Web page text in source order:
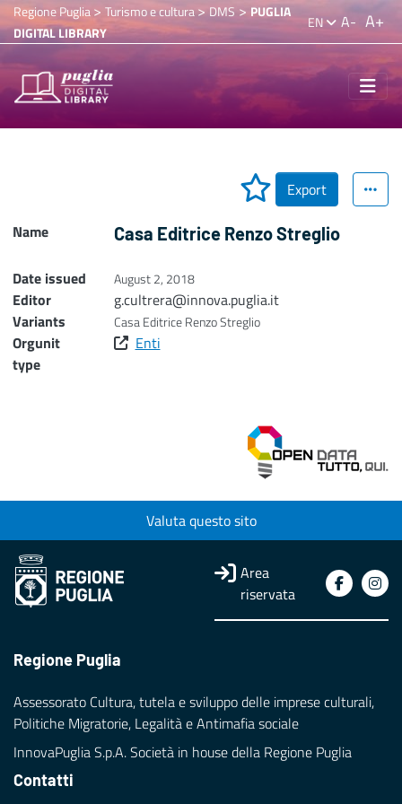
Regione Puglia> Turismo e cultura>DMS > PUGLIA
DIGITAL LIBRARY
EN A- A+
Export
Name
Casa Editrice Renzo Streglio
Date issued August 2, 2018
Editor
g.cultrera@innova.puglia.it
Variants
Casa Editrice Renzo Streglio
Orgunit
type
Enti
Valuta questo sito
Area
riservata
Regione Puglia
Assessorato Cultura, tutela e sviluppo delle imprese culturali,
Politiche Migratorie, Legalità e Antimafia sociale
InnovaPuglia S.p.A. Società in house della Regione Puglia
Contatti